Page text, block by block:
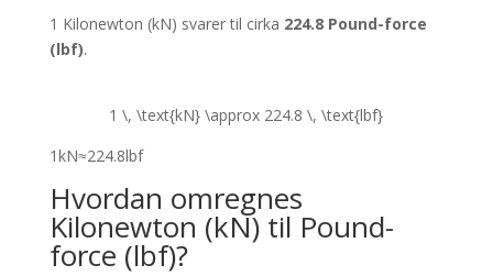
1 Kilonewton (kN) svarer til cirka 224.8 Pound-force
(lbf).
1 \, \text{kN} \approx 224.8 \, \text{lbf}
1kN≈224.8lbf
Hvordan omregnes
Kilonewton (kN) til Pound-
force (lbf)?